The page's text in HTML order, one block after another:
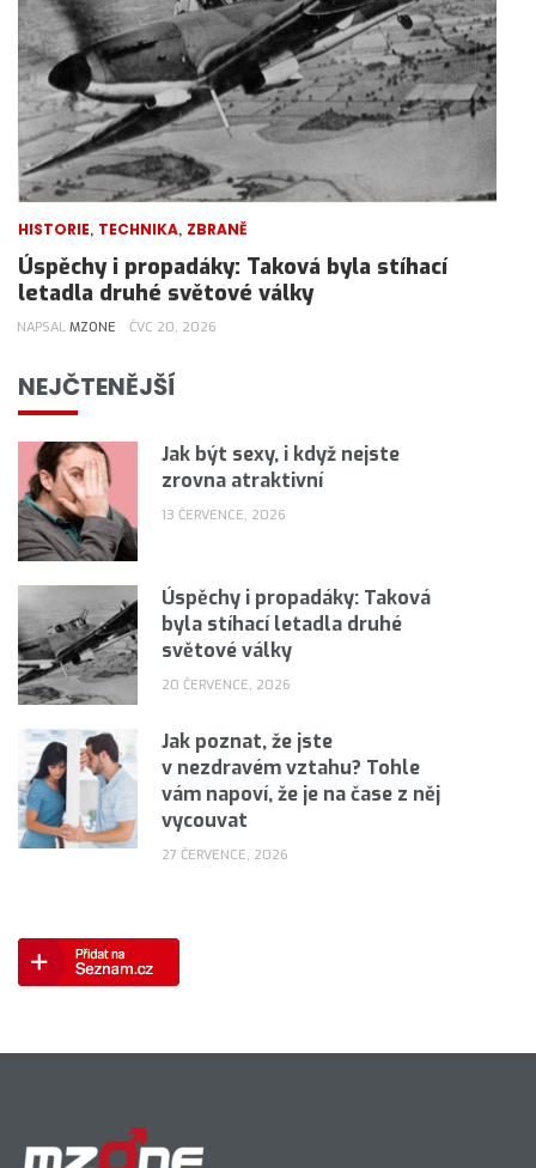
HISTORIE, TECHNIKA, ZBRANĚ
Úspěchy i propadáky: Taková byla stíhací
letadla druhé světové války
NAPSAL MZONE ČVC 20, 2026
NEJČTENĚJŠÍ
Jak být sexy, i když nejste
zrovna atraktivní
13 ČERVENCE, 2026
Úspěchy i propadáky: Taková
byla stíhací letadla druhé
světové války
20 ČERVENCE, 2026
Jak poznat, že jste
v nezdravém vztahu? Tohle
vám napoví, že je na čase z něj
vycouvat
27 ČERVENCE, 2026